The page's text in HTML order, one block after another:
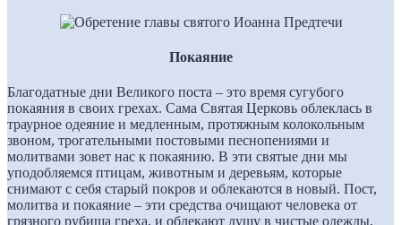
Покаяние
Благодатные дни Великого поста – это время сугубого
покаяния в своих грехах. Сама Святая Церковь облеклась в
траурное одеяние и медленным, протяжным колокольным
звоном, трогательными постовыми песнопениями и
молитвами зовет нас к покаянию. В эти святые дни мы
уподобляемся птицам, животным и деревьям, которые
снимают с себя старый покров и облекаются в новый. Пост,
молитва и покаяние – эти средства очищают человека от
грязного рубища греха, и облекают душу в чистые одежды,